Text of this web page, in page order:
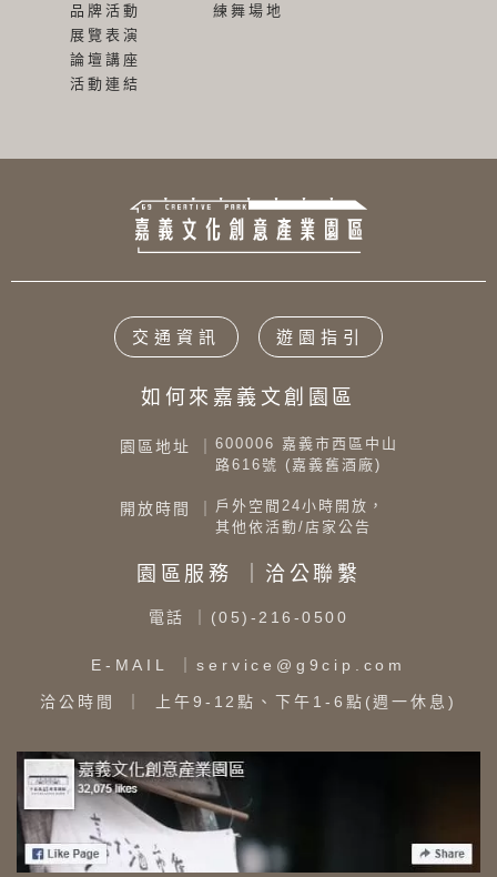
品牌活動
展覽表演
論壇講座
活動連結
練舞場地
交通資訊 遊園指引
如何來嘉義文創園區
園區地址 ｜ 600006 嘉義市西區中山
路616號 (嘉義舊酒廠)
開放時間 ｜ 戶外空間24小時開放，
其他依活動/店家公告
園區服務 ｜洽公聯繫
電話 ｜(05)-216-0500
E-MAIL ｜service@g9cip.com
洽公時間 ｜ 上午9-12點、下午1-6點(週一休息)